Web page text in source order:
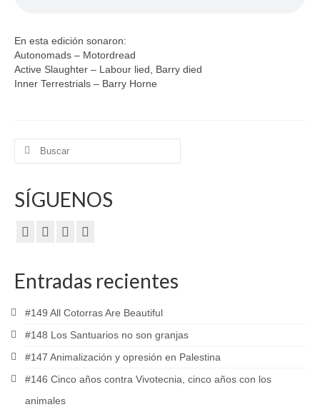
En esta edición sonaron:
Autonomads – Motordread
Active Slaughter – Labour lied, Barry died
Inner Terrestrials – Barry Horne
Buscar
SÍGUENOS
Entradas recientes
#149 All Cotorras Are Beautiful
#148 Los Santuarios no son granjas
#147 Animalización y opresión en Palestina
#146 Cinco años contra Vivotecnia, cinco años con los
animales